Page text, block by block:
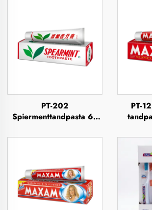
PT-202
Spiermenttandpasta 63
PT-